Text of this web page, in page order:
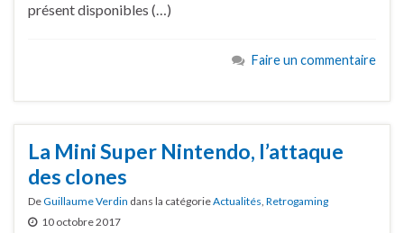
présent disponibles (…)
Faire un commentaire
La Mini Super Nintendo, l’attaque
des clones
DeGuillaume Verdin dans la catégorieActualités Retrogaming
10 octobre 2017